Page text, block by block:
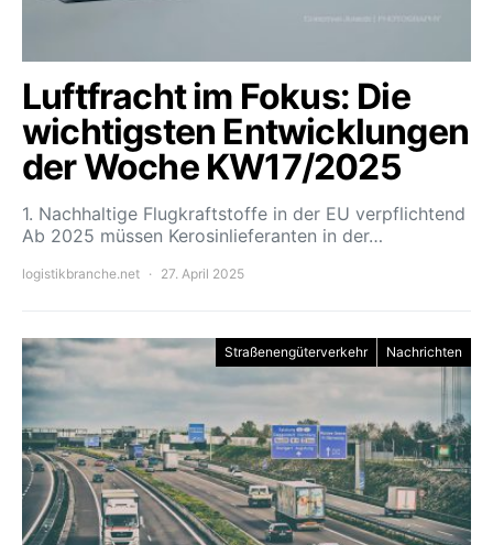
Luftfracht im Fokus: Die
wichtigsten Entwicklungen
der Woche KW17/2025
1. Nachhaltige Flugkraftstoffe in der EU verpflichtend
Ab 2025 müssen Kerosinlieferanten in der…
logistikbranche.net 27. April 2025
Straßenengüterverkehr Nachrichten